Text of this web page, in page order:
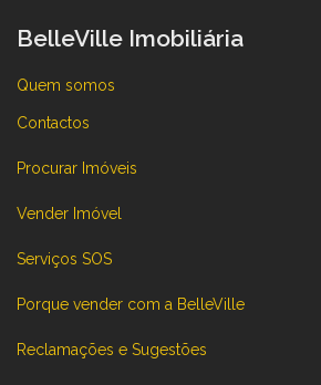
BelleVille Imobiliária
Quem somos
Contactos
Procurar Imóveis
Vender Imóvel
Serviços SOS
Porque vender com a BelleVille
Reclamações e Sugestões